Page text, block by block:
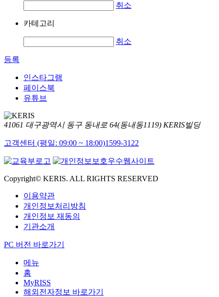
취소
카테고리
취소
등록
인스타그램
페이스북
유튜브
41061 대구광역시 동구 동내로 64(동내동1119) KERIS빌딩
고객센터 (평일: 09:00 ~ 18:00)1599-3122
Copyright© KERIS. ALL RIGHTS RESERVED
이용약관
개인정보처리방침
개인정보 재동의
기관소개
PC 버전 바로가기
메뉴
홈
MyRISS
해외전자정보 바로가기